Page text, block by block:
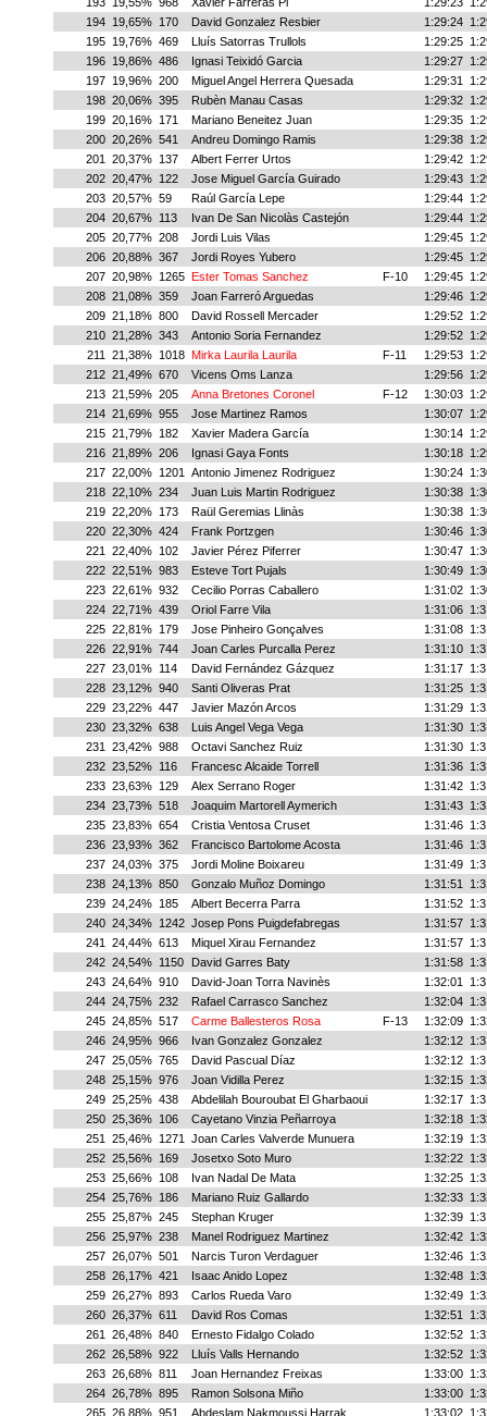
194
19,65% 170 David Gonzalez Resbier 1:29:24
195
19,76% 469 Lluís Satorras Trullols 1:29:25
196
19,86% 486 Ignasi Teixidó Garcia 1:29:27
197
19,96% 200 Miguel Angel Herrera Quesada 1:29:31
198 20,06% 395 Rubèn Manau Casas 1:29:32
199 20,16% 171 Mariano Beneitez Juan 1:29:35
200 20,26% 541 Andreu Domingo Ramis 1:29:38
201
20,37% 137 Albert Ferrer Urtos 1:29:42
202 20,47% 122 Jose Miguel García Guirado 1:29:43
203 20,57% 59 Raúl García Lepe 1:29:44
204 20,67% 113 Ivan De San Nicolàs Castejón 1:29:44
205 20,77% 208 Jordi Luis Vilas 1:29:45
206 20,88% 367 Jordi Royes Yubero 1:29:45
207 20,98% 1265 Ester Tomas Sanchez F-10 1:29:45
208 21,08% 359 Joan Farreró Arguedas 1:29:46
209 21,18% 800 David Rossell Mercader 1:29:52
210 21,28% 343 Antonio Soria Fernandez 1:29:52
211
21,38% 1018 Mirka Laurila Laurila F-11 1:29:53
212 21,49% 670 Vicens Oms Lanza 1:29:56
213 21,59% 205 Anna Bretones Coronel F-12 1:30:03
214 21,69% 955 Jose Martinez Ramos 1:30:07
215 21,79% 182 Xavier Madera García 1:30:14
216 21,89% 206 Ignasi Gaya Fonts 1:30:18
217 22,00% 1201 Antonio Jimenez Rodriguez 1:30:24
218 22,10% 234 Juan Luis Martin Rodriguez 1:30:38
219 22,20% 173 Raül Geremias Llinàs 1:30:38
220 22,30% 424 Frank Portzgen 1:30:46
221
22,40% 102 Javier Pérez Piferrer 1:30:47
222 22,51% 983 Esteve Tort Pujals 1:30:49
223 22,61% 932 Cecilio Porras Caballero 1:31:02
224 22,71% 439 Oriol Farre Vila 1:31:06
225 22,81% 179 Jose Pinheiro Gonçalves 1:31:08
226 22,91% 744 Joan Carles Purcalla Perez 1:31:10
227 23,01% 114 David Fernández Gázquez 1:31:17
228 23,12% 940 Santi Oliveras Prat 1:31:25
229 23,22% 447 Javier Mazón Arcos 1:31:29
230 23,32% 638 Luis Angel Vega Vega 1:31:30
231
23,42% 988 Octavi Sanchez Ruiz 1:31:30
232 23,52% 116 Francesc Alcaide Torrell 1:31:36
233 23,63% 129 Alex Serrano Roger 1:31:42
234 23,73% 518 Joaquim Martorell Aymerich 1:31:43
235 23,83% 654 Cristia Ventosa Cruset 1:31:46
236 23,93% 362 Francisco Bartolome Acosta 1:31:46
237 24,03% 375 Jordi Moline Boixareu 1:31:49
238 24,13% 850 Gonzalo Muñoz Domingo 1:31:51
239 24,24% 185 Albert Becerra Parra 1:31:52
240 24,34% 1242 Josep Pons Puigdefabregas 1:31:57
241
24,44% 613 Miquel Xirau Fernandez 1:31:57
242 24,54% 1150 David Garres Baty 1:31:58
243 24,64% 910 David-Joan Torra Navinès 1:32:01
244 24,75% 232 Rafael Carrasco Sanchez 1:32:04
245 24,85% 517 Carme Ballesteros Rosa F-13 1:32:09
246 24,95% 966 Ivan Gonzalez Gonzalez 1:32:12
247 25,05% 765 David Pascual Díaz 1:32:12
248 25,15% 976 Joan Vidilla Perez 1:32:15
249 25,25% 438 Abdelilah Bouroubat El Gharbaoui 1:32:17
250 25,36% 106 Cayetano Vinzia Peñarroya 1:32:18
251
25,46% 1271 Joan Carles Valverde Munuera 1:32:19
252 25,56% 169 Josetxo Soto Muro 1:32:22
253 25,66% 108 Ivan Nadal De Mata 1:32:25
254 25,76% 186 Mariano Ruiz Gallardo 1:32:33
255 25,87% 245 Stephan Kruger 1:32:39
256 25,97% 238 Manel Rodriguez Martinez 1:32:42
257 26,07% 501 Narcis Turon Verdaguer 1:32:46
258 26,17% 421 Isaac Anido Lopez 1:32:48
259 26,27% 893 Carlos Rueda Varo 1:32:49
260 26,37% 611 David Ros Comas 1:32:51
261
26,48% 840 Ernesto Fidalgo Colado 1:32:52
262 26,58% 922 Lluís Valls Hernando 1:32:52
263 26,68% 811 Joan Hernandez Freixas 1:33:00
264 26,78% 895 Ramon Solsona Miño 1:33:00
265 26,88% 951 Abdeslam Nakmoussi Harrak 1:33:02